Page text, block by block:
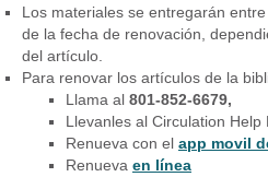
Los materiales se entregarán
de la fecha de renovación,
del artículo.
Para renovar los artículos de la
Llama al 801-852-6679,
Llevanles al Circulation Help
Renueva con el app movil
Renueva en línea